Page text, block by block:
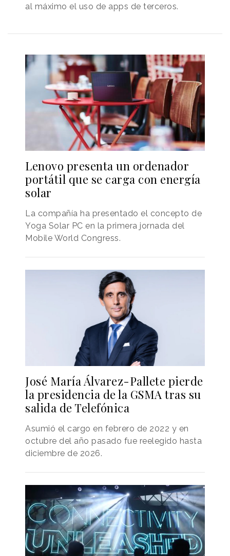
al máximo el uso de apps de terceros.
Lenovo presenta un ordenador
portátil que se carga con energía
solar
La compañía ha presentado el concepto de
Yoga Solar PC en la primera jornada del
Mobile World Congress.
José María Álvarez-Pallete pierde
la presidencia de la GSMA tras su
salida de Telefónica
Asumió el cargo en febrero de 2022 y en
octubre del año pasado fue reelegido hasta
diciembre de 2026.